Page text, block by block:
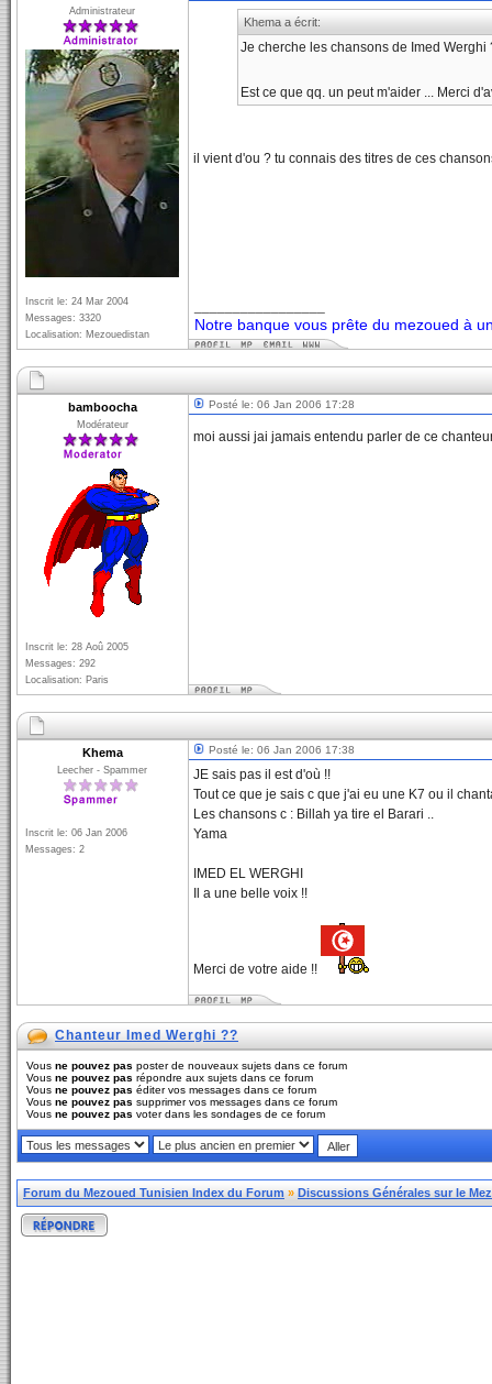
Administrateur
Inscrit le: 24 Mar 2004
Messages: 3320
Localisation: Mezouedistan
Khema a écrit:
Je cherche les chansons de Imed Werghi
Est ce que qq. un peut m'aider ... Merci
il vient d'ou ? tu connais des titres de ces
Notre banque vous prête du mezoued à
bamboocha
Modérateur
Inscrit le: 28 Aoû 2005
Messages: 292
Localisation: Paris
Posté le: 06 Jan 2006 17:28
moi aussi jai jamais entendu parler de ce
Khema
Leecher - Spammer
Inscrit le: 06 Jan 2006
Messages: 2
Posté le: 06 Jan 2006 17:38
JE sais pas il est d'où !!
Tout ce que je sais c que j'ai eu une K7 ou il
Les chansons c : Billah ya tire el Barari ..
Yama
IMED EL WERGHI
Il a une belle voix !!
Merci de votre aide !!
Chanteur Imed Werghi ??
Vous ne pouvez pas poster de nouveaux sujets dans ce forum
Vous ne pouvez pas répondre aux sujets dans ce forum
Vous ne pouvez pas éditer vos messages dans ce forum
Vous ne pouvez pas supprimer vos messages dans ce forum
Vous ne pouvez pas voter dans les sondages de ce forum
Forum du Mezoued Tunisien Index du Forum » Discussions Générales sur le